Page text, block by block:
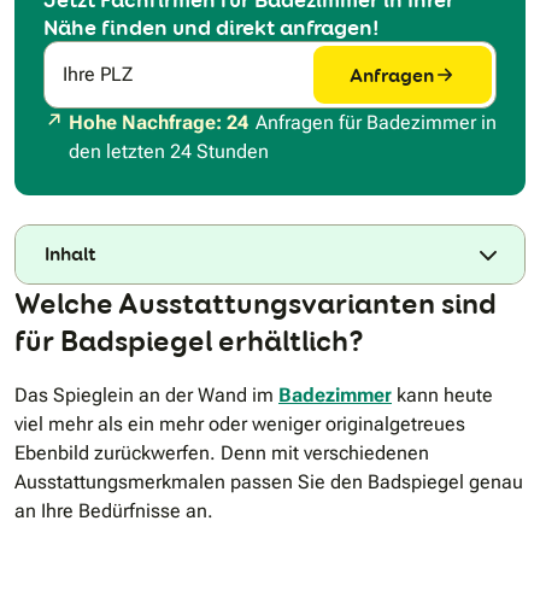
Nähe finden und direkt anfragen!
Ihre PLZ Anfragen
Hohe Nachfrage: 24 Anfragen für Badezimmer in
den letzten 24 Stunden
Inhalt
Welche Ausstattungsvarianten sind
für Badspiegel erhältlich?
Das Spieglein an der Wand im Badezimmer kann heute
viel mehr als ein mehr oder weniger originalgetreues
Ebenbild zurückwerfen. Denn mit verschiedenen
Ausstattungsmerkmalen passen Sie den Badspiegel genau
an Ihre Bedürfnisse an.